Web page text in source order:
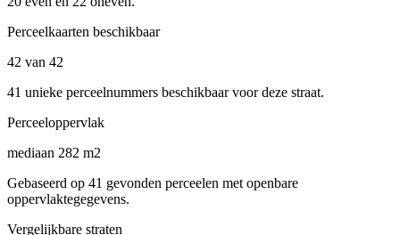
Perceelkaarten beschikbaar
42 van 42
41 unieke perceelnummers beschikbaar voor deze straat.
Perceeloppervlak
mediaan 282 m2
Gebaseerd op 41 gevonden perceelen met openbare
oppervlaktegegevens.
Vergelijkbare straten